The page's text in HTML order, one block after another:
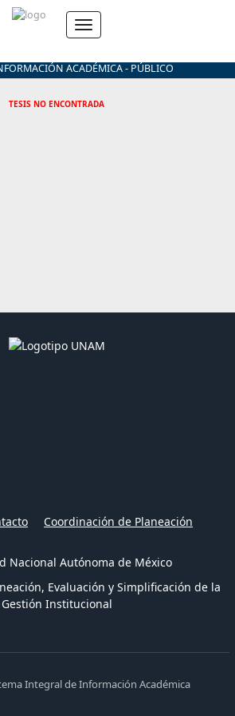
ACADÉMICA - PÚBLICO
TESIS NO ENCONTRADA
Coordinación de Planeación
Nacional Autónoma de México
Evaluación y Simplificación de la
Gestión Institucional
Integral de Información Académica